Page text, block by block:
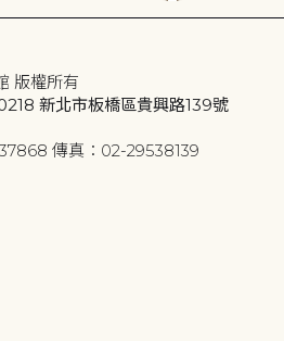
版權所有
新北市板橋區貴興路139號
傳真：02-29538139